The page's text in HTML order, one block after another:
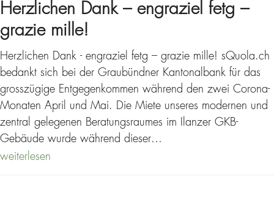
Herzlichen Dank – engraziel fetg –
grazie mille!
Herzlichen Dank - engraziel fetg – grazie mille! sQuola.ch
bedankt sich bei der Graubündner Kantonalbank für das
grosszügige Entgegenkommen während den zwei Corona-
Monaten April und Mai. Die Miete unseres modernen und
zentral gelegenen Beratungsraumes im Ilanzer GKB-
Gebäude wurde während dieser…
weiterlesen